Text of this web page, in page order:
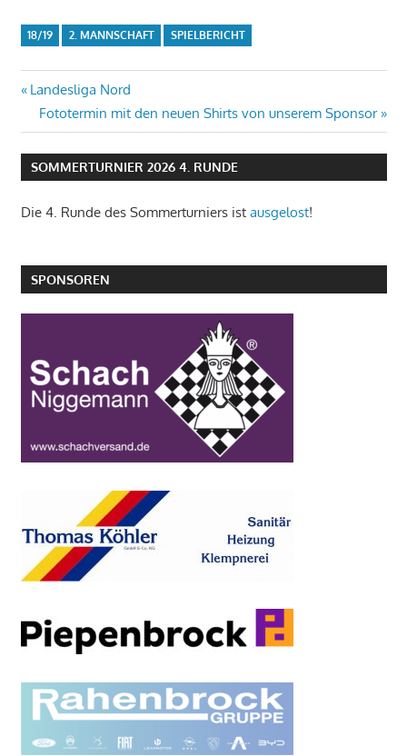
18/19 2. MANNSCHAFT SPIELBERICHT
Beitragsnavigation
Vorheriger
Beitrag:
Landesliga Nord
Nächster
Beitrag:
Fototermin mit den neuen Shirts von unserem Sponsor
SOMMERTURNIER 2026 4. RUNDE
Die 4. Runde des Sommerturniers ist ausgelost!
SPONSOREN